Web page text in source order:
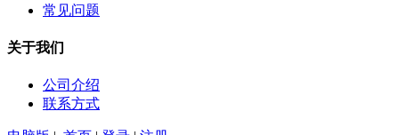
常见问题
关于我们
公司介绍
联系方式